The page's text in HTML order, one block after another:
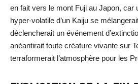
en fait vers le mont Fuji au Japon, car
hyper-volatile d’un Kaiju se
déclencherait un événement
anéantirait toute créature vivante sur
terraformerait l’atmosphère pour les